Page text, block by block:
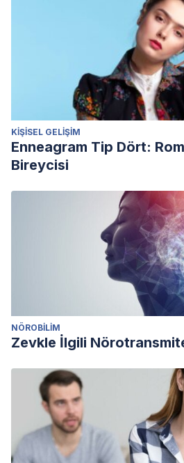
KIŞISEL GELIŞIM
Enneagram Tip Dört:
Bireycisi
NÖROBILIM
Zevkle İlgili